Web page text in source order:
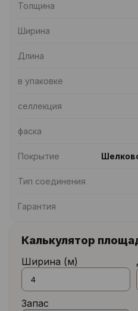
Толщина
Ширина
Длина
в упаковке
селлекция
фаска
Покрытие
Тип соединения
Гарантия
Калькулятор
Ширина (м)
Запас